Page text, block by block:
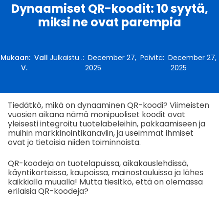
Dynaamiset QR-koodit: 10 syytä,
miksi ne ovat parempia
Mukaan: Vall
V.
Julkaistu .: December 27,
2025
Päivitä:December 27,
2025
Tiedätkö, mikä on dynaaminen QR-koodi? Viimeisten
vuosien aikana nämä monipuoliset koodit ovat
yleisesti integroitu tuotelabeleihin, pakkaamiseen ja
muihin markkinointikanaviin, ja useimmat ihmiset
ovat jo tietoisia niiden toiminnoista.
QR-koodeja on tuotelapuissa, aikakauslehdissä,
käyntikorteissa, kaupoissa, mainostauluissa ja lähes
kaikkialla muualla! Mutta tiesitkö, että on olemassa
erilaisia QR-koodeja?